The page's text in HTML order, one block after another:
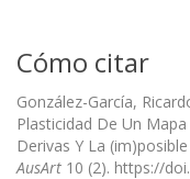
Cómo citar
González-García,
Plasticidad De Un
Derivas Y La
AusArt 10 (2). https://